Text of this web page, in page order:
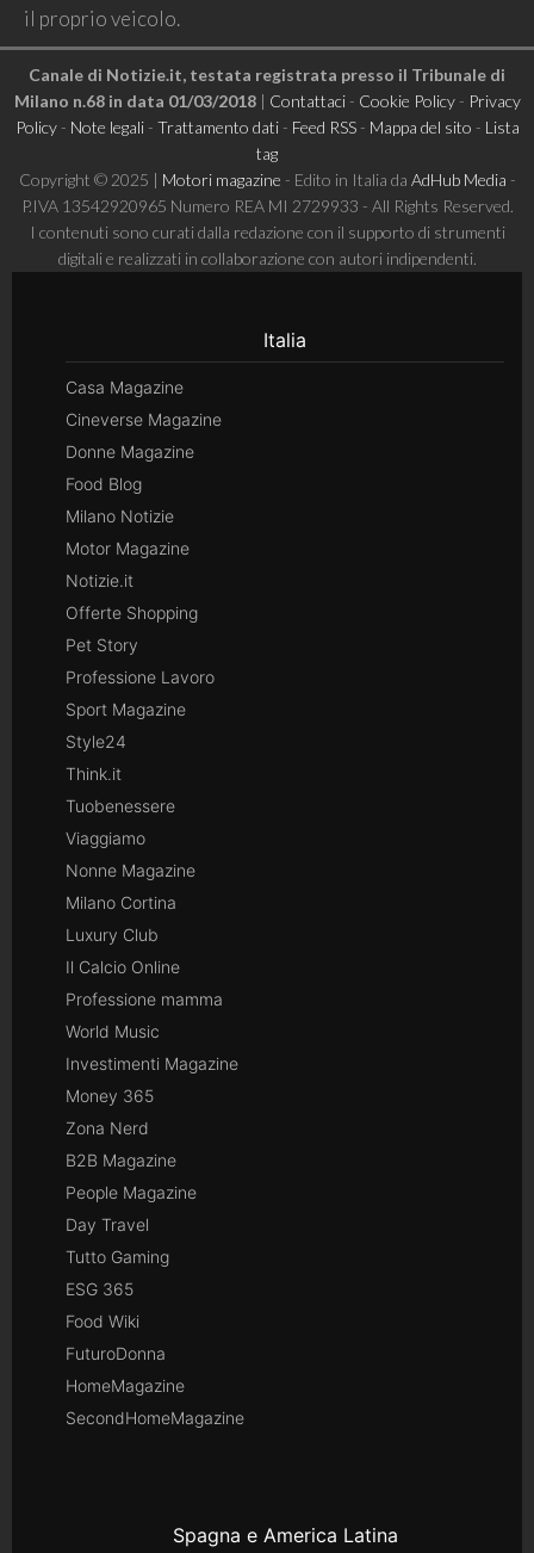
il proprio veicolo.
Canale di Notizie.it, testata registrata presso il Tribunale di
Milano n.68 in data 01/03/2018| Contattaci- Cookie Policy- Privacy
Policy- Note legali- Trattamento dati- Feed RSS- Mappa del sito - Lista
tag
Copyright © 2025 | Motori magazine - Edito in Italia da AdHub Media -
P.IVA 13542920965 Numero REA MI 2729933 - All Rights Reserved.
I contenuti sono curati dalla redazione con il supporto di strumenti
digitali e realizzati in collaborazione con autori indipendenti.
Italia
Casa Magazine
Cineverse Magazine
Donne Magazine
Food Blog
Milano Notizie
Motor Magazine
Notizie.it
Offerte Shopping
Pet Story
Professione Lavoro
Sport Magazine
Style24
Think.it
Tuobenessere
Viaggiamo
Nonne Magazine
Milano Cortina
Luxury Club
Il Calcio Online
Professione mamma
World Music
Investimenti Magazine
Money 365
Zona Nerd
B2B Magazine
People Magazine
Day Travel
Tutto Gaming
ESG 365
Food Wiki
FuturoDonna
HomeMagazine
SecondHomeMagazine
Spagna e America Latina